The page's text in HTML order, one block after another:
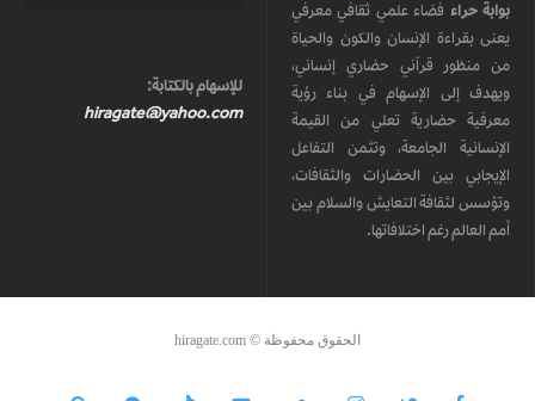
بوابة حراء فضاء علمي ثقافي معرفي
يعنى بقراءة الإنسان والكون والحياة
من منظور قرآني حضاري إنساني،
ويهدف إلى الإسهام في بناء رؤية
معرفية حضارية تعلي من القيمة
الإنسانية الجامعة، وتثمن التفاعل
الإيجابي بين الحضارات والثقافات،
وتؤسس لثقافة التعايش والسلام بين
أمم العالم رغم اختلافاتها.
للإسهام بالكتابة:
hiragate@yahoo.com
الحقوق محفوظة © hiragate.com